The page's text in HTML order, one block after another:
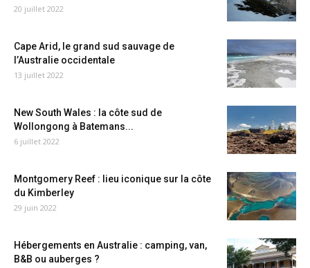
20 juillet 2022
Cape Arid, le grand sud sauvage de
l’Australie occidentale
13 juillet 2022
New South Wales : la côte sud de
Wollongong à Batemans...
6 juillet 2022
Montgomery Reef : lieu iconique sur la côte
du Kimberley
29 juin 2022
Hébergements en Australie : camping, van,
B&B ou auberges ?